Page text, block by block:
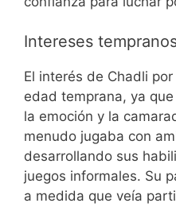
Intereses
El interés de Chadli
edad temprana, ya
la emoción y la
menudo jugaba con
desarrollando sus
juegos informales. Su
a medida que veía